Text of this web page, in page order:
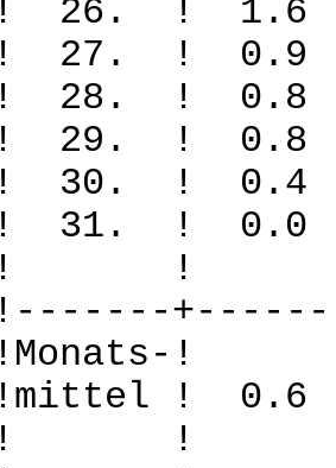
! 26. !
! 27. !
! 28. !
! 29. !
! 30. !
! 31. !
!
!-------
!mittel !
!